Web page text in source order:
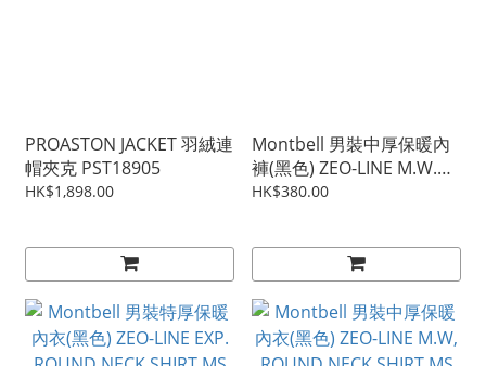
PROASTON JACKET 羽絨連
帽夾克 PST18905
HK$1,898.00
Montbell 男裝中厚保暖內
褲(黑色) ZEO-LINE M.W.
TIGHTS MS (1107287)
HK$380.00